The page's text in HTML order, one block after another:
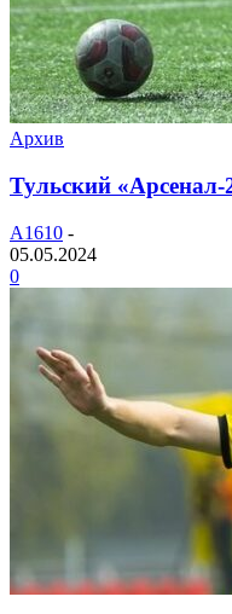
Архив
Тульский
A1610 -
05.05.2024
0